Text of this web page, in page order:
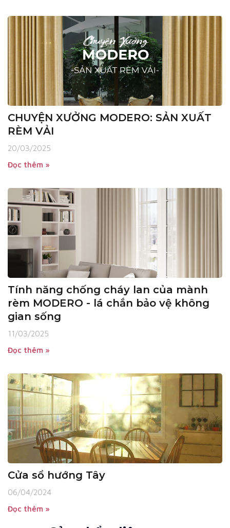
CHUYỆN XƯỞNG MODERO: SẢN XUẤT
RÈM VẢI
20/03/2025
Đọc thêm »
Tính năng chống cháy lan của mành
rèm MODERO - lá chắn bảo vệ không
gian sống
11/03/2025
Đọc thêm »
Cửa sổ hướng Tây
06/04/2024
Đọc thêm »